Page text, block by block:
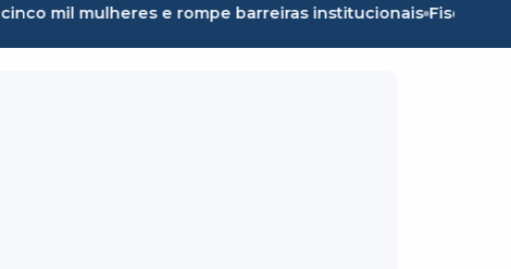
barreiras institucionais Fiscalização em Óbidos